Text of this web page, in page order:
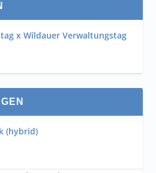
x Wildauer Verwaltungstag
(hybrid)